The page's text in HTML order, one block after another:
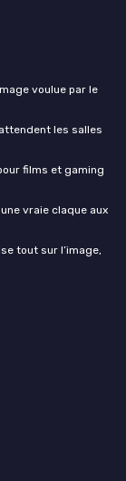
voulue par le
les salles
films et gaming
vraie claque aux
tout sur l’image,